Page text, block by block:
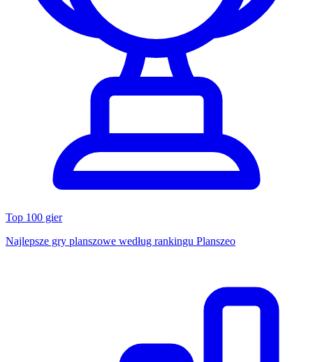
Top 100 gier
Najlepsze gry planszowe według rankingu Planszeo